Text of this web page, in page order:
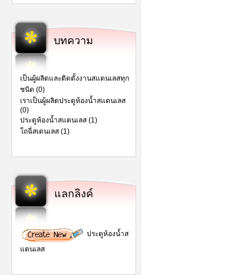
บทความ
เป็นผู้ผลิตและติดตั้งงานสแตนเลสทุก
ชนิด (0)
เราเป็นผู้ผลิตประตูห้องน้ำสแตนเลส
(0)
ประตูห้องน้ำสแตนเลส (1)
โถฉี่สเตนเลส (1)
แลกลิงค์
ประตูห้องน้ำส
แตนเลส